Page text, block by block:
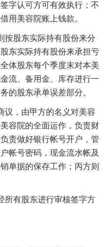
字认可方可有效执行；不
用美容院账上钱款。
股东实际持有股份来分
东实际持有股份来承担亏
体股东每个季度末对本美
流、备用金、库存进行一
的股东承单误差部分。
，由甲方的名义对美容
容院的全面运作，负责财
责做好银行帐号开户，管
帐号密码，现金流水帐及
单据的保存工作；丙方则
有股东进行审核签字方